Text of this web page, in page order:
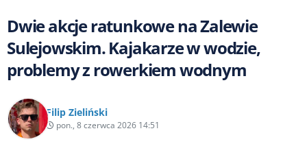
Dwie akcje ratunkowe na Zalewie
Sulejowskim. Kajakarze w wodzie,
problemy z rowerkiem wodnym
Filip Zieliński
pon., 8 czerwca 2026 14:51